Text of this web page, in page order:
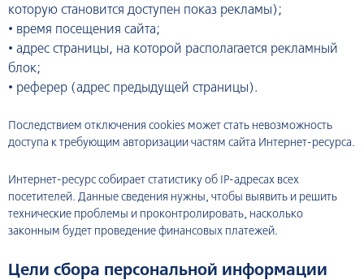
которую становится доступен показ рекламы);
• время посещения сайта;
• адрес страницы, на которой располагается рекламный
блок;
• реферер (адрес предыдущей страницы).
Последствием отключения cookies может стать невозможность
доступа к требующим авторизации частям сайта Интернет-ресурса.
Интернет-ресурс собирает статистику об IP-адресах всех
посетителей. Данные сведения нужны, чтобы выявить и решить
технические проблемы и проконтролировать, насколько
законным будет проведение финансовых платежей.
Цели сбора персональной информации